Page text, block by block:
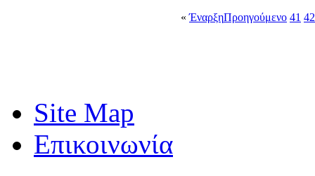
«ΈναρξηΠροηγούμενο 41 42
Site Map
Επικοινωνία